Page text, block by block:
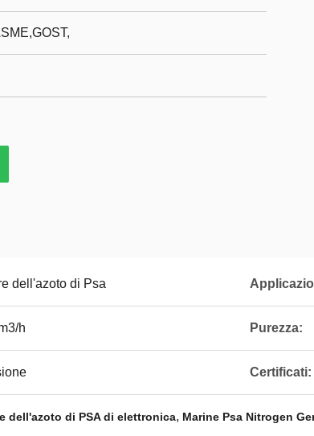
dell'azoto di Psa
h Purezza:
Certificati:
dell'azoto di PSA di elettronica, Marine Psa Nitrogen